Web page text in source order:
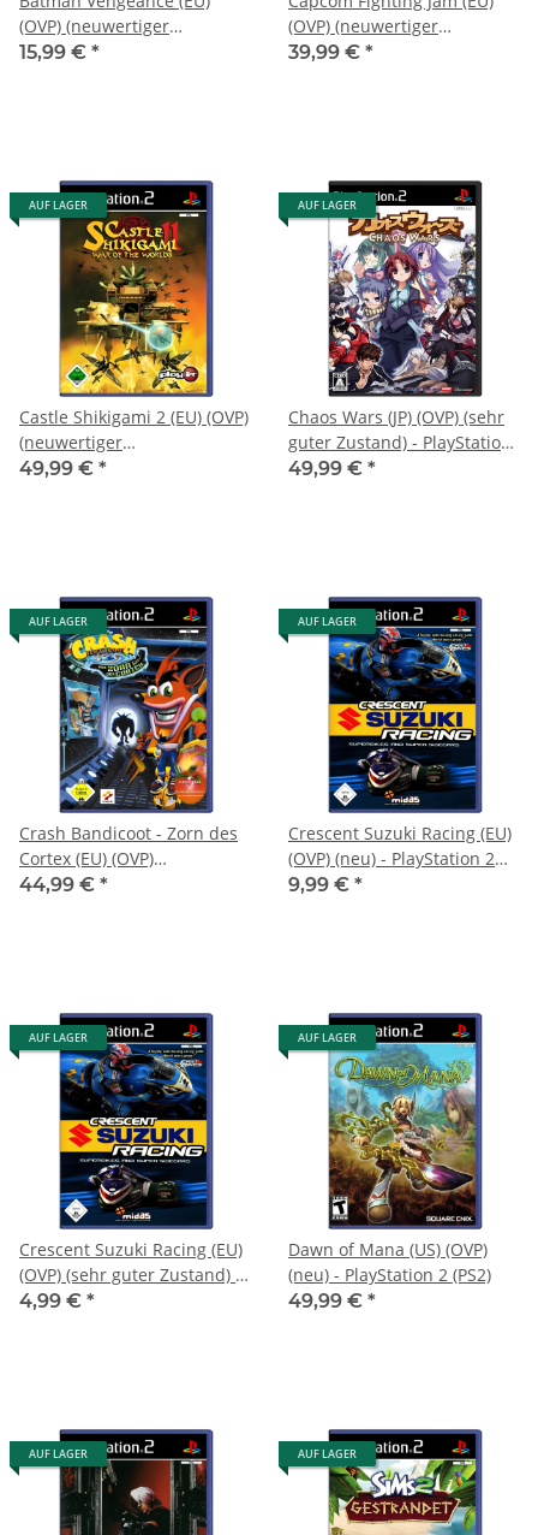
(OVP) (neuwertiger
Sammlerzustand) -
15,99 € *
(OVP) (neuwertiger
Sammlerzustand) -
39,99 € *
AUF LAGER
Castle Shikigami 2 (EU) (OVP)
(neuwertiger
Sammlerzustand) -
49,99 € *
AUF LAGER
Chaos Wars (JP) (OVP) (sehr
guter Zustand) - PlayStation
2 (PS2)
49,99 € *
AUF LAGER
Crash Bandicoot - Zorn des
Cortex (EU) (OVP)
(neuwertiger
44,99 € *
AUF LAGER
Crescent Suzuki Racing (EU)
(OVP) (neu) - PlayStation 2
(PS2)
9,99 € *
AUF LAGER
Crescent Suzuki Racing (EU)
(OVP) (sehr guter Zustand) -
PlayStation 2 (PS2)
4,99 € *
AUF LAGER
Dawn of Mana (US) (OVP)
(neu) - PlayStation 2 (PS2)
49,99 € *
AUF LAGER AUF LAGER